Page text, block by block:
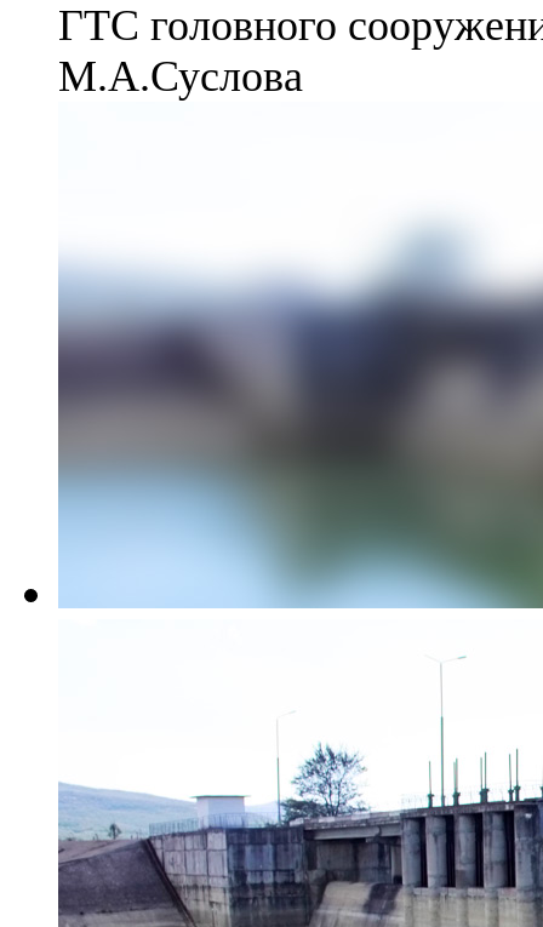
ГТС головного
М.А.Суслова